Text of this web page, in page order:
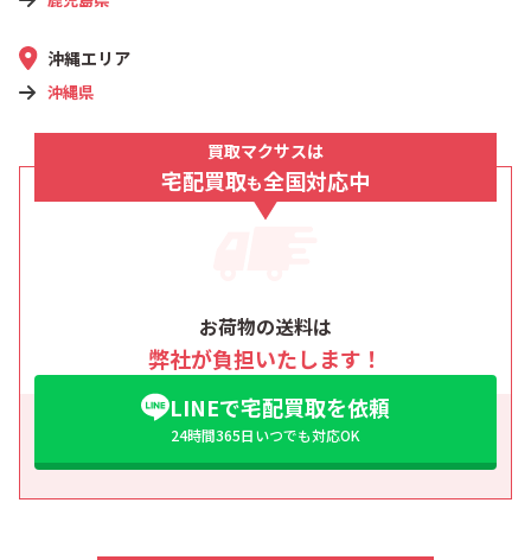
沖縄エリア
沖縄県
買取マクサスは
宅配買取も全国対応中
お荷物の送料は
弊社が負担いたします！
LINEで宅配買取を依頼
24時間365日いつでも対応OK